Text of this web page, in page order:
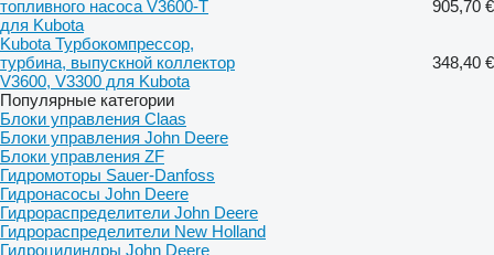
топливного насоса V3600-T
для Kubota
905,70 €
Kubota Турбокомпрессор,
турбина, выпускной коллектор
V3600, V3300 для Kubota
348,40 €
Популярные категории
Блоки управления Claas
Блоки управления John Deere
Блоки управления ZF
Гидромоторы Sauer-Danfoss
Гидронасосы John Deere
Гидрораспределители John Deere
Гидрораспределители New Holland
Гидроцилиндры John Deere